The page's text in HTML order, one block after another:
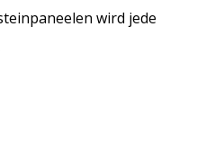
wird jede